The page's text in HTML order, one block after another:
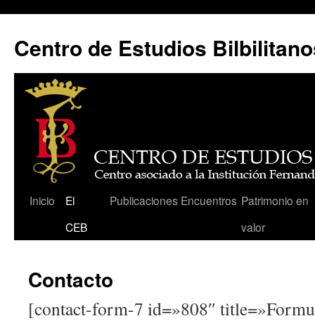
Centro de Estudios
Saltar
Inicio
El
CEB
Publicaciones Encuentros Patrimonio en
valor
Contacto
[contact-form-7 id=»808″